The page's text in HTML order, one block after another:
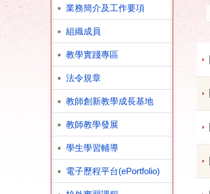
業務簡介及工作要項
組織成員
教學實踐專區
法令規章
教師創新教學成長基地
教師教學發展
學生學習輔導
電子歷程平台(ePortfolio)